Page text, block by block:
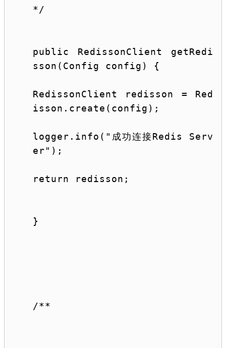
*/
public RedissonClient getRedi
sson(Config config) {
RedissonClient redisson = Red
isson.create(config);
logger.info( "成功连接Redis Serv
er" );
return redisson;
}
/**